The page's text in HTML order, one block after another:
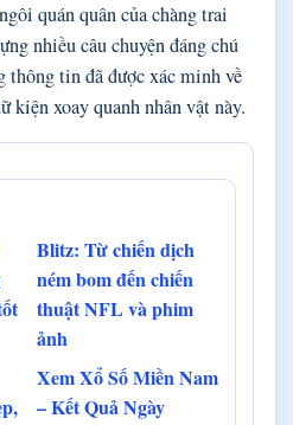
quán quân của chàng trai
nhiều câu chuyện đáng chú
tin đã được xác minh về
kiện xoay quanh nhân vật này.
Blitz: Từ chiến dịch
ném bom đến chiến
thuật NFL và phim
ảnh
Xem Xổ Số Miền Nam
– Kết Quả Ngày